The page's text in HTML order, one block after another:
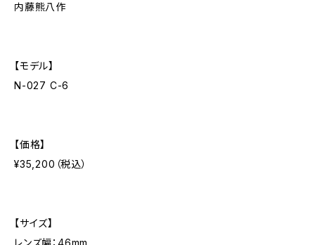
内藤熊八作
【モデル】
N-027 C-6
【価格】
¥35,200（税込）
【サイズ】
レンズ幅：46mm